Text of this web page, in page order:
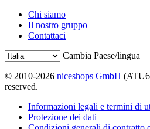
Chi siamo
Il nostro gruppo
Contattaci
Cambia Paese/lingua
© 2010-2026 niceshops GmbH
reserved.
Informazioni legali e termini di
Protezione dei dati